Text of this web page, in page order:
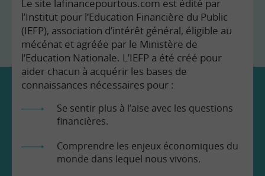
Le site lafinancepourtous.com est édité par
l’Institut pour l’Education Financière du Public
(IEFP), association d’intérêt général, éligible au
mécénat et agréée par le Ministère de
l’Education Nationale. L’IEFP a été créé pour
aider chacun à acquérir les bases de
connaissances nécessaires pour :
Se sentir plus à l’aise avec les questions
financières.
Comprendre les enjeux économiques du
monde dans lequel nous vivons.